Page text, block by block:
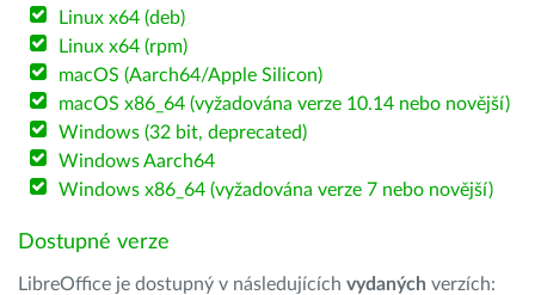
Linux x64 (deb)
Linux x64 (rpm)
macOS (Aarch64/Apple Silicon)
macOS x86_64 (vyžadována verze 10.14 nebo novější)
Windows (32 bit, deprecated)
Windows Aarch64
Windows x86_64 (vyžadována verze 7 nebo novější)
Dostupné verze
LibreOffice je dostupný v následujících vydaných verzích: